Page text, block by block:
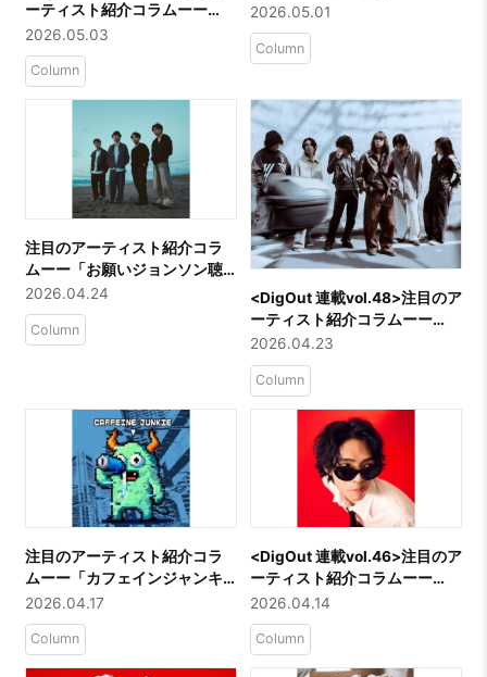
ーティスト紹介コラムーー
「otona ni nattemo」
2026.05.03
Column
2026.05.01
Column
注目のアーティスト紹介コラ
ムーー「お願いジョンソン聴
いてくれ」
2026.04.24
Column
​<DigOut 連載vol.48>注目のア
ーティスト紹介コラムーー
「MĀRAJAQK」
2026.04.23
Column
注目のアーティスト紹介コラ
ムーー「カフェインジャンキ
ー」
2026.04.17
Column
<DigOut 連載vol.46>注目のア
ーティスト紹介コラムーー
「岡村丁寧」
2026.04.14
Column